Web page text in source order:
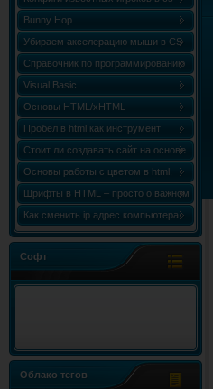
Bunny Hop
Убираем акселерацию мыши в CS
Справочник по программированию
«Сборник статей по C++ (C++
World)»
Visual Basic
Основы HTML/xHTML
Пробел в html как инструмент
форматирования
Стоит ли создавать сайт на основе
html шаблона?
Основы работы с цветом в html,
таблица и коды цветов
Шрифты в HTML – просто о важном
Как сменить ip адрес компьютера
Windows 7
Софт
Облако тегов